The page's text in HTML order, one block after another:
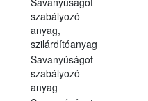
szabályozó
anyag,
szilárdítóanyag
Savanyúságot
szabályozó
anyag